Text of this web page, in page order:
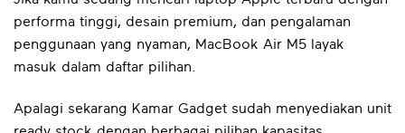
performa tinggi, desain premium, dan pengalaman
penggunaan yang nyaman, MacBook Air M5 layak
masuk dalam daftar pilihan.
Apalagi sekarang Kamar Gadget sudah menyediakan unit